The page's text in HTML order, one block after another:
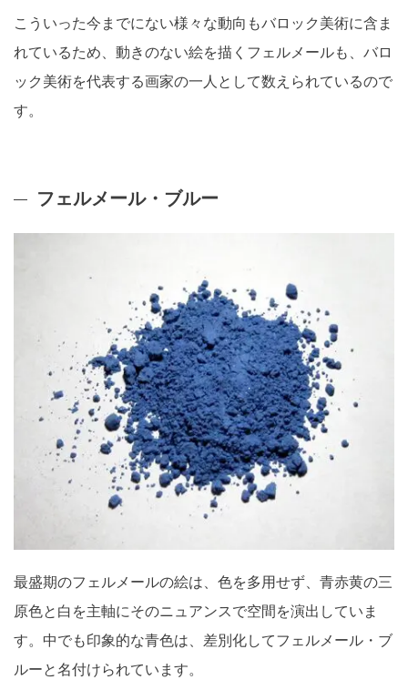
こういった今までにない様々な動向もバロック美術に含ま
れているため、動きのない絵を描くフェルメールも、バロ
ック美術を代表する画家の一人として数えられているので
す。
フェルメール・ブルー
最盛期のフェルメールの絵は、色を多用せず、青赤黄の三
原色と白を主軸にそのニュアンスで空間を演出していま
す。中でも印象的な青色は、差別化してフェルメール・ブ
ルーと名付けられています。